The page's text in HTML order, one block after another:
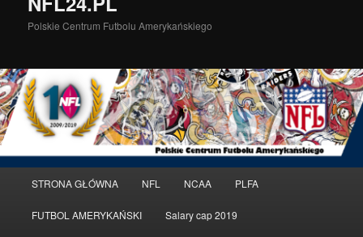
Polskie Centrum Futbolu Amerykańskiego
główne
Przeskocz
do
STRONA GŁÓWNA NFL NCAA PLFA
FUTBOL AMERYKAŃSKI Salary cap 2019